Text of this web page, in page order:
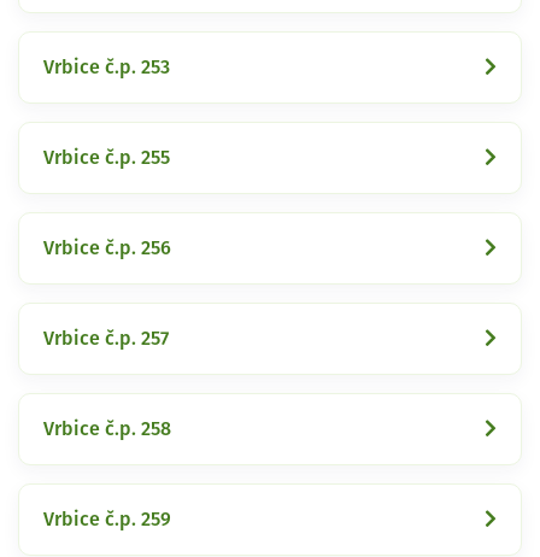
Vrbice č.p. 253
Vrbice č.p. 255
Vrbice č.p. 256
Vrbice č.p. 257
Vrbice č.p. 258
Vrbice č.p. 259